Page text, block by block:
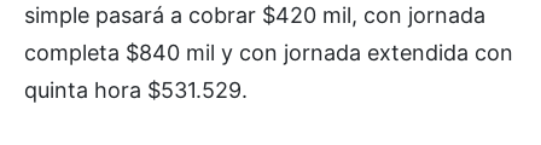
simple pasará a cobrar $420 mil, con jornada
completa $840 mil y con jornada extendida con
quinta hora $531.529.